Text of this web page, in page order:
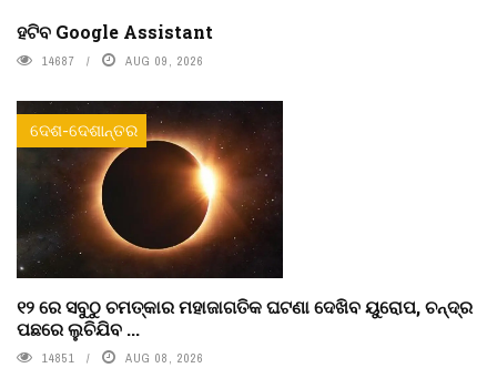
ହଟିବ Google Assistant
14687 AUG 09, 2026
ଦେଶ-ଦେଶାନ୍ତର
୧୨ ରେ ସବୁଠୁ ଚମତ୍କାର ମହାଜାଗତିକ ଘଟଣା ଦେଖିବ ୟୁରୋପ, ଚନ୍ଦ୍ର
ପଛରେ ଲୁଚିଯିବ ...
14851 AUG 08, 2026